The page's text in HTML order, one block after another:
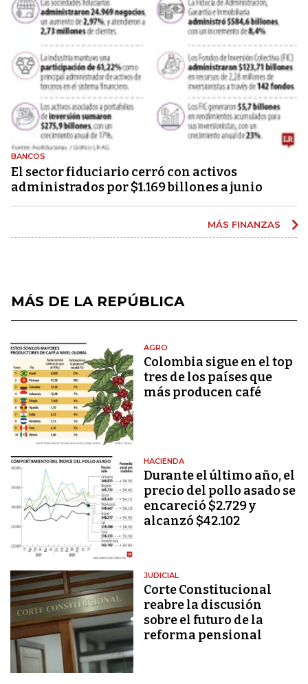
BANCOS
El sector fiduciario cerró con activos
administrados por $1.169 billones a junio
MÁS FINANZAS
MÁS DE LA REPÚBLICA
AGRO
Colombia sigue en el top
tres de los países que
más producen café
HACIENDA
Durante el último año, el
precio del pollo asado se
encareció $2.729 y
alcanzó $42.102
JUDICIAL
Corte Constitucional
reabre la discusión
sobre el futuro de la
reforma pensional